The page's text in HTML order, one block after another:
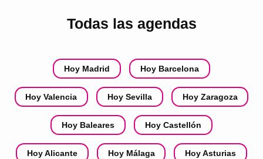
Todas las agendas
Hoy Madrid Hoy Barcelona
Hoy Valencia Hoy Sevilla Hoy Zaragoza
Hoy Baleares Hoy Castellón
Hoy Alicante Hoy Málaga Hoy Asturias